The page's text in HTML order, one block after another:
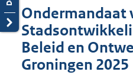
Ondermandaat
Beleid en
Groningen 2025